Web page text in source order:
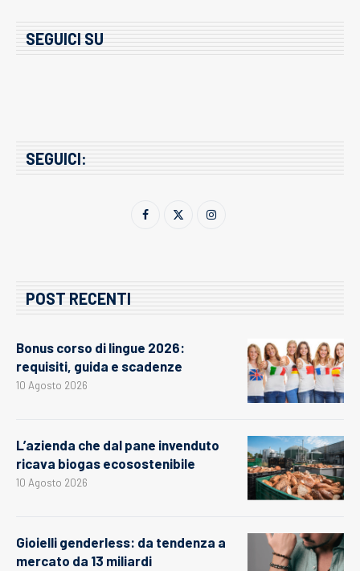
SEGUICI SU
SEGUICI:
POST RECENTI
Bonus corso di lingue 2026:
requisiti, guida e scadenze
10 Agosto 2026
L’azienda che dal pane invenduto
ricava biogas ecosostenibile
10 Agosto 2026
Gioielli genderless: da tendenza a
mercato da 13 miliardi